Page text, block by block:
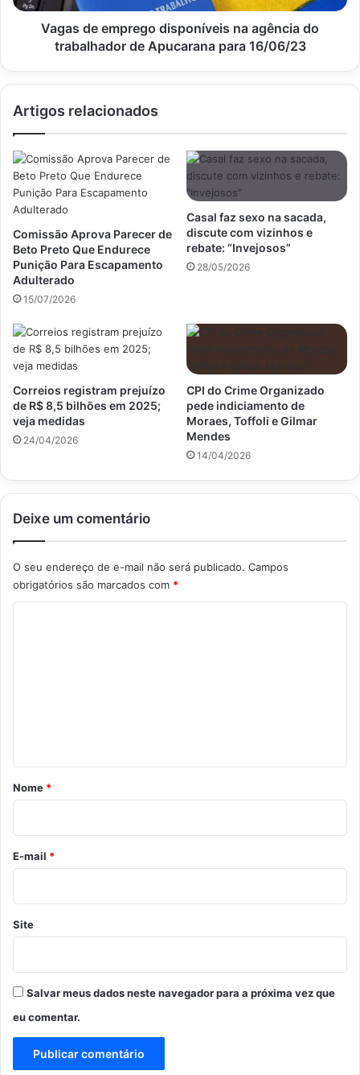
de
ApucaranaVagas de emprego disponíveis na agência do
trabalhador de Apucarana para 16/06/23
Artigos relacionados
Comissão Aprova Parecer de
Beto Preto Que Endurece
Punição Para Escapamento
Adulterado
15/07/2026
Casal faz sexo na sacada,
discute com vizinhos e
rebate: “Invejosos”
28/05/2026
Correios registram prejuízo
de R$ 8,5 bilhões em 2025;
veja medidas
24/04/2026
CPI do Crime Organizado
pede indiciamento de
Moraes, Toffoli e Gilmar
Mendes
14/04/2026
Deixe um comentário
O seu endereço de e-mail não será publicado. Campos
obrigatórios são marcados com *
r
o
*
Nome *
E-mail *
Site
Salvar meus dados neste navegador para a próxima vez que
eu comentar.